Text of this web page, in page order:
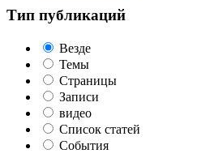
Тип публикаций
Везде
Темы
Страницы
Записи
видео
Список статей
События